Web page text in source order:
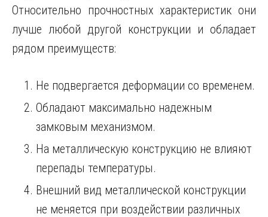
Относительно прочностных характеристик они
лучше любой другой конструкции и обладает
рядом преимуществ:
Не подвергается деформации со временем.
Обладают максимально надежным
замковым механизмом.
На металлическую конструкцию не влияют
перепады температуры.
Внешний вид металлической конструкции
не меняется при воздействии различных